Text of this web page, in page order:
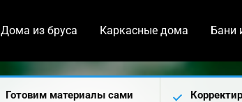
Дома из бруса Каркасные дома Бани
Готовим материалы сами